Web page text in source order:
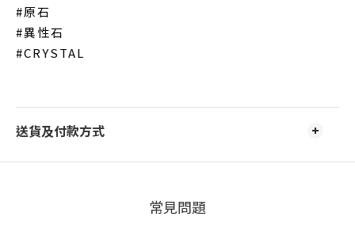
#原石
#異性石
#CRYSTAL
送貨及付款方式
常見問題